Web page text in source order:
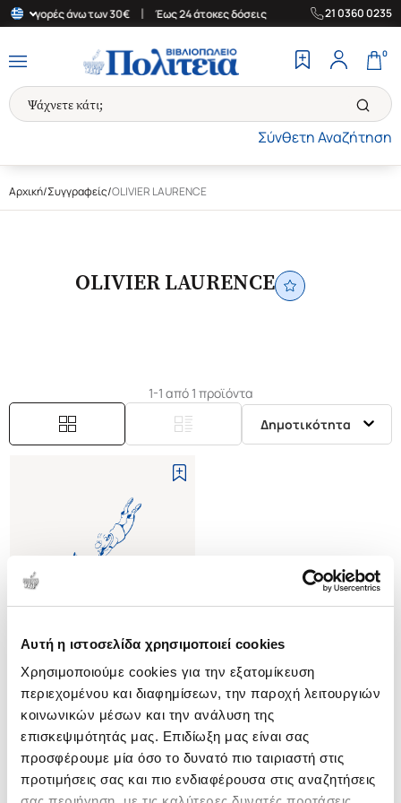
Αυτή η ιστοσελίδα χρησιμοποιεί cookies
Χρησιμοποιούμε cookies για την εξατομίκευση
περιεχομένου και διαφημίσεων, την παροχή λειτουργιών
κοινωνικών μέσων και την ανάλυση της
επισκεψιμότητάς μας. Επιδίωξη μας είναι σας
προσφέρουμε μία όσο το δυνατό πιο ταιριαστή στις
προτιμήσεις σας και πιο ενδιαφέρουσα στις αναζητήσεις
αγορές άνω των 30€ Έως 24 άτοκες δόσεις Δωρεάν
21 0360 0235
Σύνθετη Αναζήτηση
0
Αρχική/Συγγραφείς/OLIVIER LAURENCE
OLIVIER LAURENCE
1-1 από 1 προϊόντα
Δημοτικότητα
Εξαντλημένο
(0)
ΕΞΟΜΟΛΟΓΗΣΕΙΣ ΕΝΟΣ
ΗΘΟΠΟΙΟΥ
OLIVIER LAURENCE
Κωδ. Πολιτείας:2530-0085